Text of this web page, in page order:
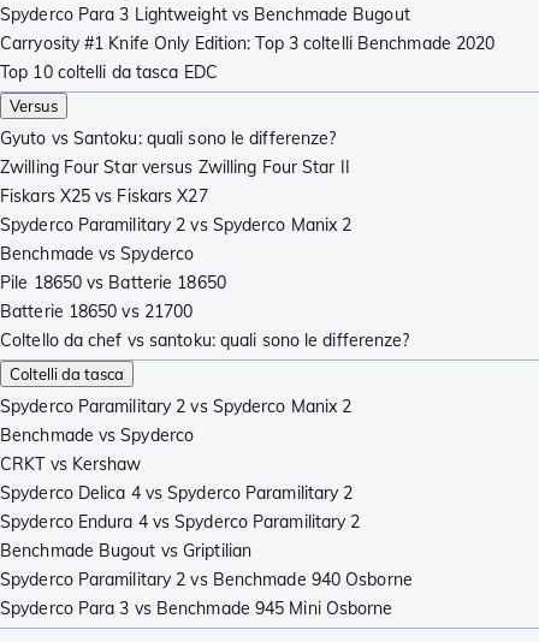
Spyderco Para 3 Lightweight vs Benchmade Bugout
Carryosity #1 Knife Only Edition: Top 3 coltelli Benchmade 2020
Top 10 coltelli da tasca EDC
Versus
Gyuto vs Santoku: quali sono le differenze?
Zwilling Four Star versus Zwilling Four Star II
Fiskars X25 vs Fiskars X27
Spyderco Paramilitary 2 vs Spyderco Manix 2
Benchmade vs Spyderco
Pile 18650 vs Batterie 18650
Batterie 18650 vs 21700
Coltello da chef vs santoku: quali sono le differenze?
Coltelli da tasca
Spyderco Paramilitary 2 vs Spyderco Manix 2
Benchmade vs Spyderco
CRKT vs Kershaw
Spyderco Delica 4 vs Spyderco Paramilitary 2
Spyderco Endura 4 vs Spyderco Paramilitary 2
Benchmade Bugout vs Griptilian
Spyderco Paramilitary 2 vs Benchmade 940 Osborne
Spyderco Para 3 vs Benchmade 945 Mini Osborne